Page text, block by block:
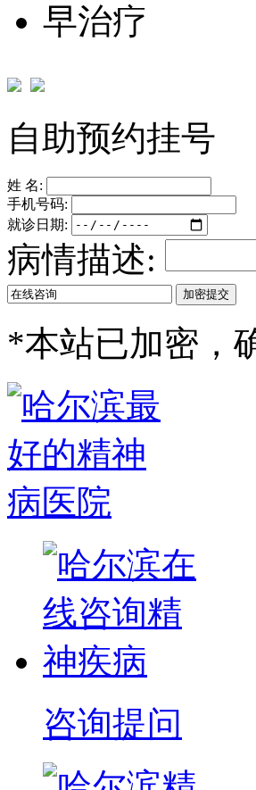
早治疗
自助预约挂号
姓 名:
手机号码:
就诊日期:
病情描述:
*本站已加密，
咨询提问